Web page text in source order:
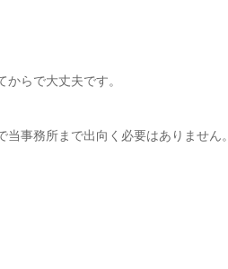
らで大丈夫です。
事務所まで出向く必要はありません。